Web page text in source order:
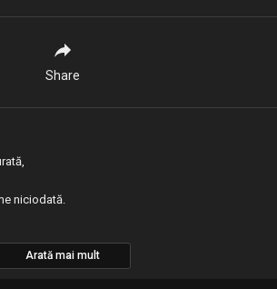
Share
niciodată.
Arată mai mult